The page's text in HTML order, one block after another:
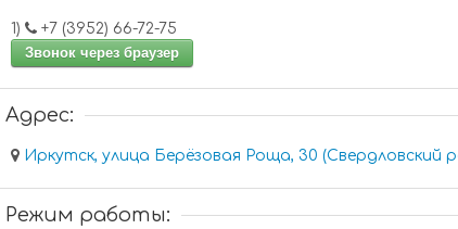
1)
+7 (3952) 66-72-75
Звонок через браузер
Адрес:
Иркутск, улица Берёзовая Роща, 30 (Свердловский
Режим работы: